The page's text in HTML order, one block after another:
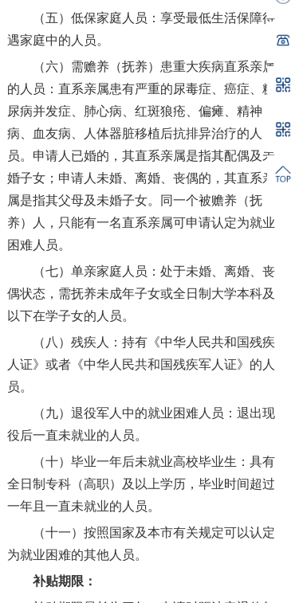
（五）低保家庭人员：享受最低生活保障待
遇家庭中的人员。
（六）需赡养（抚养）患重大疾病直系亲属
的人员：直系亲属患有严重的尿毒症、癌症、糖
尿病并发症、肺心病、红斑狼疮、偏瘫、精神
病、血友病、人体器脏移植后抗排异治疗的人
员。申请人已婚的，其直系亲属是指其配偶及未
婚子女；申请人未婚、离婚、丧偶的，其直系亲
属是指其父母及未婚子女。同一个被赡养（抚
养）人，只能有一名直系亲属可申请认定为就业
困难人员。
（七）单亲家庭人员：处于未婚、离婚、丧
偶状态，需抚养未成年子女或全日制大学本科及
以下在学子女的人员。
（八）残疾人：持有《中华人民共和国残疾
人证》或者《中华人民共和国残疾军人证》的人
员。
（九）退役军人中的就业困难人员：退出现
役后一直未就业的人员。
（十）毕业一年后未就业高校毕业生：具有
全日制专科（高职）及以上学历，毕业时间超过
一年且一直未就业的人员。
（十一）按照国家及本市有关规定可以认定
为就业困难的其他人员。
补贴期限：